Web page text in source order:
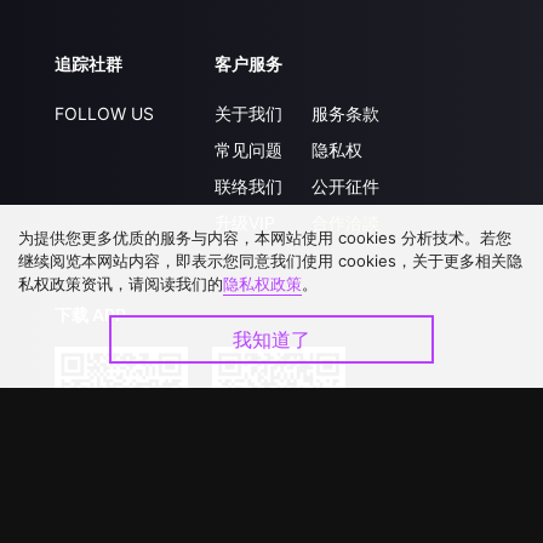
追踪社群
FOLLOW US
客户服务
关于我们
常见问题
联络我们
服务条款
隐私权
公开征件
下载 APP
为提供您更多优质的服务与内容，本网站使用 cookies 分析技术。若您
继续阅览本网站内容，即表示您同意我们使用 cookies，关于更多相关隐
私权政策资讯，请阅读我们的隐私权政策。
我知道了